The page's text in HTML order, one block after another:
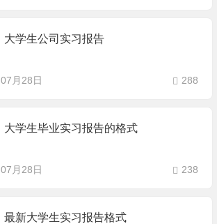
大学生公司实习报告
07月28日 288
大学生毕业实习报告的格式
07月28日 238
最新大学生实习报告格式